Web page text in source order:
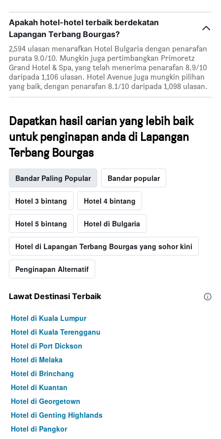
Apakah hotel-hotel terbaik berdekatan
Lapangan Terbang Bourgas?
2,594 ulasan menarafkan Hotel Bulgaria dengan penarafan
purata 9.0/10. Mungkin juga pertimbangkan Primoretz
Grand Hotel & Spa, yang telah menerima penarafan 8.9/10
daripada 1,106 ulasan. Hotel Avenue juga mungkin pilihan
yang baik, dengan penarafan 8.1/10 daripada 1,098 ulasan.
Dapatkan hasil carian yang lebih baik
untuk penginapan anda di Lapangan
Terbang Bourgas
Bandar Paling Popular Bandar popular
Hotel 3 bintang Hotel 4 bintang
Hotel 5 bintang Hotel di Bulgaria
Hotel di Lapangan Terbang Bourgas yang sohor kini
Penginapan Alternatif
Lawat Destinasi Terbaik
Hotel di Kuala Lumpur
Hotel di Kuala Terengganu
Hotel di Port Dickson
Hotel di Melaka
Hotel di Brinchang
Hotel di Kuantan
Hotel di Georgetown
Hotel di Genting Highlands
Hotel di Pangkor